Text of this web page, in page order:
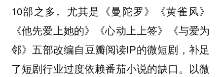
10部之多。尤其是《曼陀罗》《黄雀风》
《他先爱上她的》《心动上上签》《与爱为
邻》五部改编自豆瓣阅读IP的微短剧，补足
了短剧行业过度依赖番茄小说的缺口。 以微